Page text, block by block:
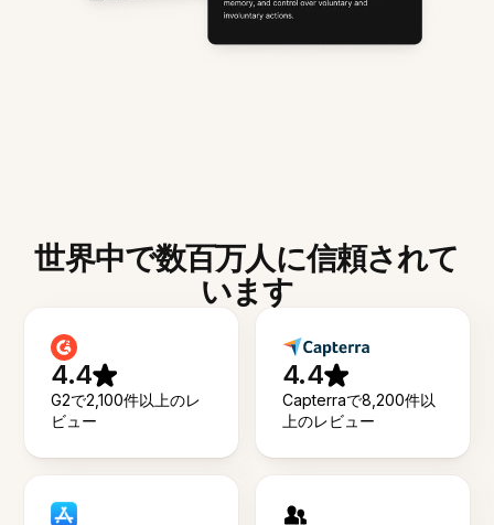
世界中で数百万人に信頼されて
います
4.4
G2で2,100件以上のレ
ビュー
4.4
Capterraで8,200件以
上のレビュー